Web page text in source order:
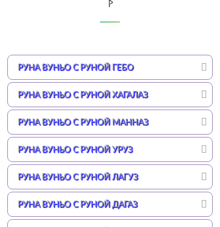
РУНА ВУНЬО С РУНОЙ ГЕБО
РУНА ВУНЬО С РУНОЙ ХАГАЛАЗ
РУНА ВУНЬО С РУНОЙ МАННАЗ
РУНА ВУНЬО С РУНОЙ УРУЗ
РУНА ВУНЬО С РУНОЙ ЛАГУЗ
РУНА ВУНЬО С РУНОЙ ДАГАЗ